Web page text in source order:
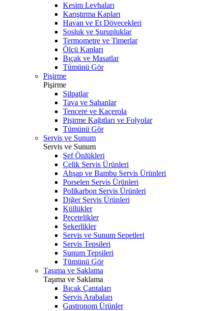
Kesim Levhaları
Karıştırma Kapları
Havan ve Et Dövecekleri
Sosluk ve Şurupluklar
Termometre ve Timerlar
Ölçü Kapları
Bıçak ve Masatlar
Tümünü Gör
Pişirme
Pişirme
Silpatlar
Tava ve Sahanlar
Tencere ve Kaçerola
Pişirme Kağıtları ve Folyolar
Tümünü Gör
Servis ve Sunum
Servis ve Sunum
Şef Önlükleri
Çelik Servis Ürünleri
Ahşap ve Bambu Servis Ürünleri
Porselen Servis Ürünleri
Polikarbon Servis Ürünleri
Diğer Servis Ürünleri
Küllükler
Peçetelikler
Şekerlikler
Servis ve Sunum Sepetleri
Servis Tepsileri
Sunum Tepsileri
Tümünü Gör
Taşıma ve Saklama
Taşıma ve Saklama
Bıçak Çantaları
Servis Arabaları
Gastronom Ürünler